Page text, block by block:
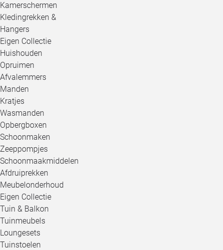
Kamerschermen
Kledingrekken &
Hangers
Eigen Collectie
Huishouden
Opruimen
Afvalemmers
Manden
Kratjes
Wasmanden
Opbergboxen
Schoonmaken
Zeeppompjes
Schoonmaakmiddelen
Afdruiprekken
Meubelonderhoud
Eigen Collectie
Tuin & Balkon
Tuinmeubels
Loungesets
Tuinstoelen